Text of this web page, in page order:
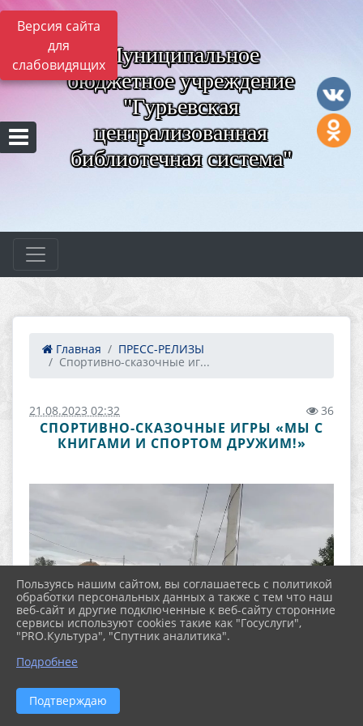
Версия сайта
для
слабовидящих Муниципальное
бюджетное учреждение
"Гурьевская
централизованная
библиотечная система"
Главная
ПРЕСС-РЕЛИЗЫ
Спортивно-сказочные иг...
21.08.2023 02:32 36
СПОРТИВНО-СКАЗОЧНЫЕ ИГРЫ «МЫ С
КНИГАМИ И СПОРТОМ ДРУЖИМ!»
Пользуясь нашим сайтом, вы соглашаетесь с политикой
обработки персональных данных а также с тем что наш
веб-сайт и другие подключенные к веб-сайту сторонние
сервисы используют cookies такие как "Госуслуги",
"PRO.Культура", "Спутник аналитика".
Подробнее
Подтверждаю